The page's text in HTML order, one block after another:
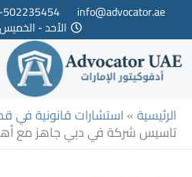
تخطي
المحتوى
info@advocator.ae
الأحد - الخميس: 9 ص -
الرئيسية» استشارات قانونية في
تاسيس شركة في دبي جاهز مع أهم